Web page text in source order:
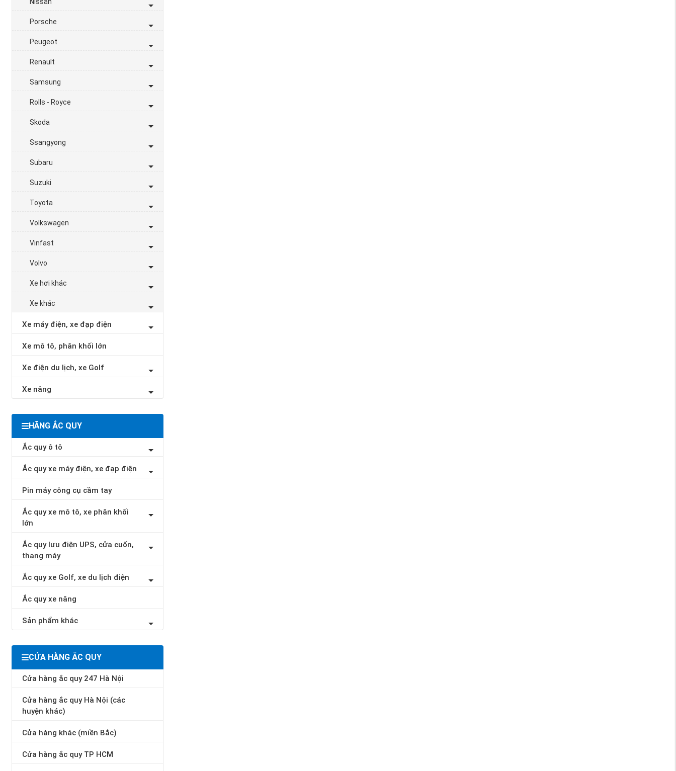
Porsche
Peugeot
Renault
Samsung
Rolls - Royce
Skoda
Ssangyong
Subaru
Suzuki
Toyota
Volkswagen
Vinfast
Volvo
Xe hơi khác
Xe khác
Xe máy điện, xe đạp điện
Xe mô tô, phân khối lớn
Xe điện du lịch, xe Golf
Xe nâng
HÃNG ẮC QUY
Ắc quy ô tô
Ắc quy xe máy điện, xe đạp điện
Pin máy công cụ cầm tay
Ắc quy xe mô tô, xe phân khối
lớn
Ắc quy lưu điện UPS, cửa cuốn,
thang máy
Ắc quy xe Golf, xe du lịch điện
Ắc quy xe nâng
Sản phẩm khác
CỬA HÀNG ẮC QUY
Cửa hàng ắc quy 247 Hà Nội
Cửa hàng ắc quy Hà Nội (các
huyện khác)
Cửa hàng khác (miền Bắc)
Cửa hàng ắc quy TP HCM